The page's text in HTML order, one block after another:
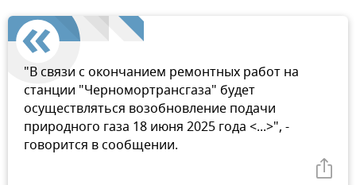
"В связи с окончанием ремонтных работ на
станции "Черномортрансгаза" будет
осуществляться возобновление подачи
природного газа 18 июня 2025 года <...>", -
говорится в сообщении.